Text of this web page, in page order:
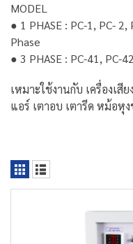
MODEL
● 1 PHASE : PC-1, PC-
Phase
● 3 PHASE : PC-41, PC-
เหมาะใช้งานกับ เครื่องเสี
แอร์ เตาอบ เตารีด หม้อหุ